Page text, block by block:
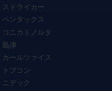
ストライカー
ペンタックス
コニカミノルタ
島津
カールツァイス
トプコン
ニデック